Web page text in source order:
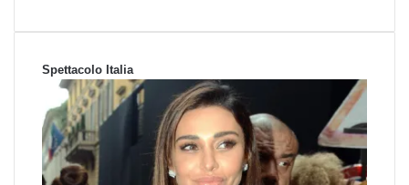
Spettacolo Italia